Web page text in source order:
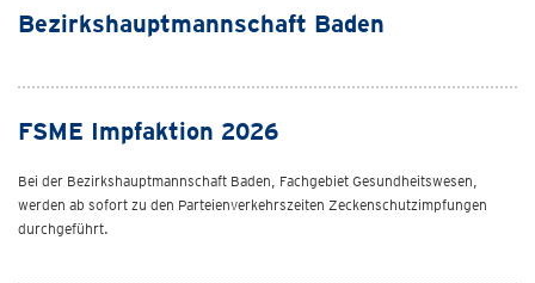
Bezirkshauptmannschaft Baden
FSME Impfaktion 2026
Bei der Bezirkshauptmannschaft Baden, Fachgebiet Gesundheitswesen,
werden ab sofort zu den Parteienverkehrszeiten Zeckenschutzimpfungen
durchgeführt.